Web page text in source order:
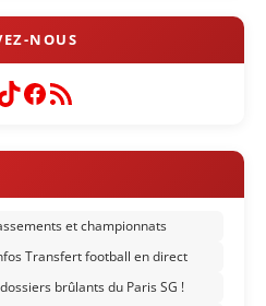
Facebook
Flux RSS
et championnats
Transfert football en direct
brûlants du Paris SG !